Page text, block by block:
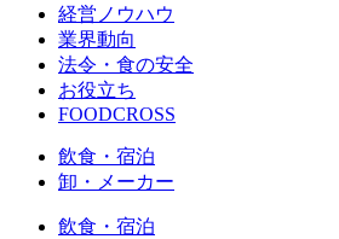
経営ノウハウ
業界動向
法令・食の安全
お役立ち
FOODCROSS
飲食・宿泊
卸・メーカー
飲食・宿泊